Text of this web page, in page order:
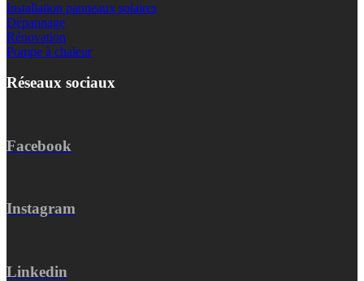
Installation panneaux solaires
Dépannage
Rénovation
Pompe à chaleur
Réseaux sociaux
Facebook
Instagram
Linkedin